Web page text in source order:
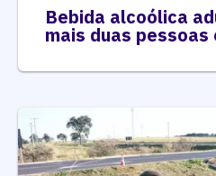
Bebida alcoólica
mais duas pessoas